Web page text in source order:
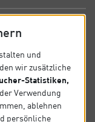
und
wir zusätzliche
Statistiken,
Verwendung
ablehnen
persönliche